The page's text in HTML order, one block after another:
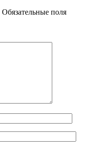
Обязательные поля